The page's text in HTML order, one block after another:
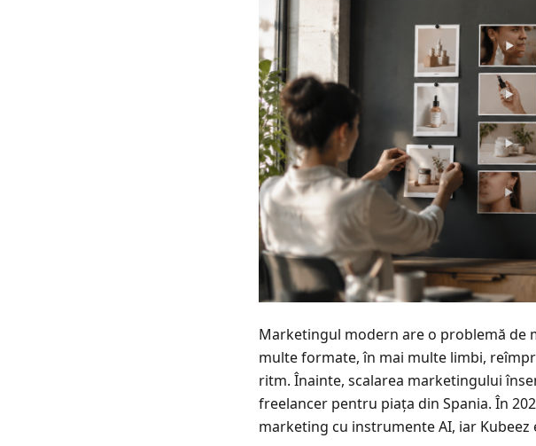
Marketingul modern are o problemă de
multe formate, în mai multe limbi,
ritm. Înainte, scalarea marketingului
freelancer pentru piața din Spania. În
marketing cu instrumente AI, iar